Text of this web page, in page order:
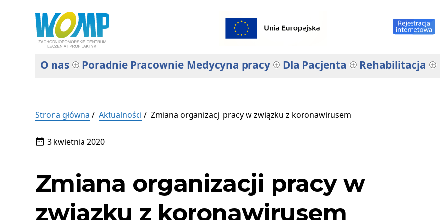
Wojewódzki
Ośrodek
Medycyny
Centrum
Leczenia
Profilaktyki
Wojewódzki
Ośrodek
Medycyny
Pracy
Zachodniopomorskie
Profilaktyki
Szczecinie
O nas Poradnie Pracownie Medycyna pracy Dla Pacjenta Rehabilitacja
Strona główna Aktualności Zmiana organizacji pracy w związku z koronawirusem
Data3 kwietnia 2020
Zmiana organizacji pracy w
związku z koronawirusem